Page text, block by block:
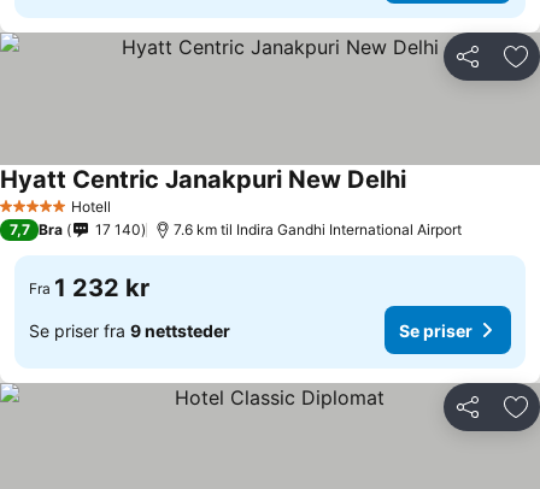
Del
5 Stjerner Hotell
Hyatt Centric Janakpuri New Delhi
7,7 Bra 17 140 7.6 km til Indira Gandhi International Airport
Fra 1 232 kr
Se priser fra 9 nettsteder Se priser
Del